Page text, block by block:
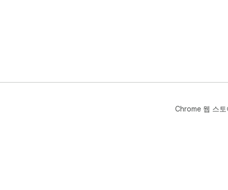
Chrome 웹 스